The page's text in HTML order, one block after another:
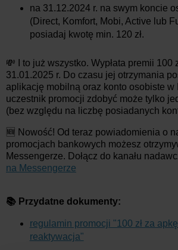
na 31.12.2024 r. na swym koncie
(Direct, Komfort, Mobi, Active lub
posiadaj kwotę min. 120 zł.
💸 I to już wszystko. Wypłata premii 100
31.01.2025 r. Do czasu jej otrzymania
aplikację mobilną oraz konto osobiste w
uczestnik promocji zdobyć może tylko
(bez względu na liczbę posiadanych
🆕 Nowość! Od teraz powiadomienia o
promocjach bankowych możesz
Messengerze. Dołącz do kanału
na Messengerze
📚 Przydatne dokumenty:
regulamin promocji "100 zł za
reaktywacja"